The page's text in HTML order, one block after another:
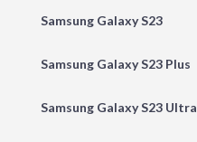
Samsung Galaxy S23
Samsung Galaxy S23 Plus
Samsung Galaxy S23 Ultra